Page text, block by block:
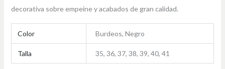
decorativa sobre empeine y acabados de gran calidad.
Color Burdeos, Negro
Talla 35, 36, 37, 38, 39, 40, 41